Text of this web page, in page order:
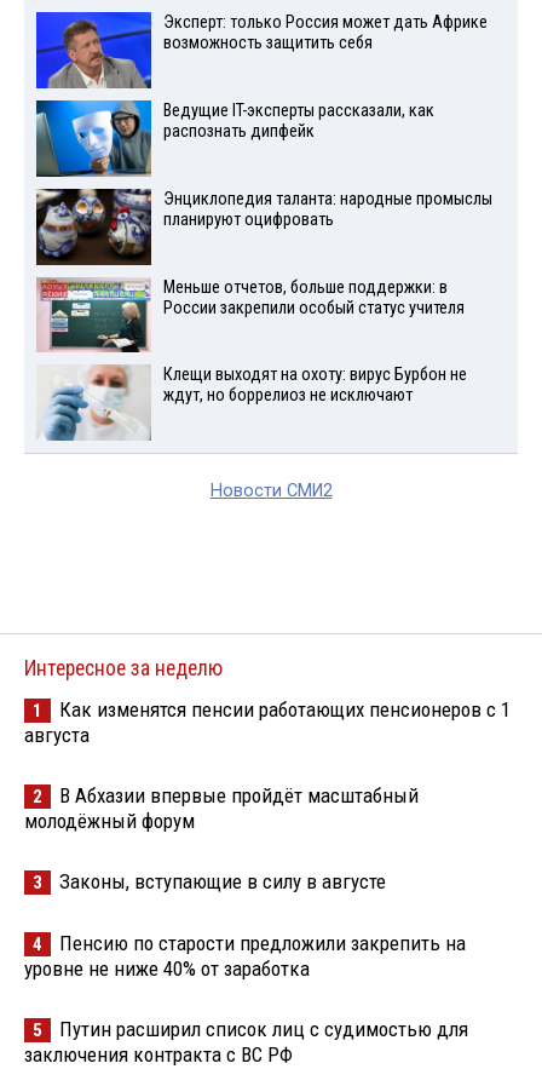
Эксперт: только Россия может дать Африке
возможность защитить себя
Ведущие IT-эксперты рассказали, как
распознать дипфейк
Энциклопедия таланта: народные промыслы
планируют оцифровать
Меньше отчетов, больше поддержки: в
России закрепили особый статус учителя
Клещи выходят на охоту: вирус Бурбон не
ждут, но боррелиоз не исключают
Новости СМИ2
Интересное за неделю
1
Как изменятся пенсии работающих пенсионеров с 1
августа
2
В Абхазии впервые пройдёт масштабный
молодёжный форум
3 Законы, вступающие в силу в августе
4
Пенсию по старости предложили закрепить на
уровне не ниже 40% от заработка
5
Путин расширил список лиц с судимостью для
заключения контракта с ВС РФ